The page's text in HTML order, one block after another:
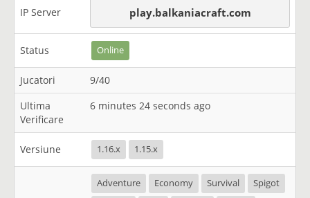
IP Server play.balkaniacraft.com
Status Online
Jucatori
9/40
Ultima
Verificare
6 minutes 24 seconds ago
Versiune 1.16.x 1.15.x
Adventure Economy Survival
Spigot